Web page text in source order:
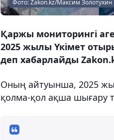
Фото: Zakon.kz/Максим Золотухин
Қаржы мониторингі
2025 жылы Үкімет
деп хабарлайды
Оның айтуынша, 2025
қолма-қол ақша шығару